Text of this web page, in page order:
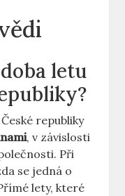
letu
republiky
,⁤ v ​závislosti
Při
se jedná o
lety, které⁣